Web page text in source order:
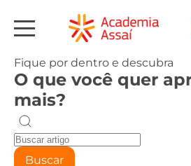
Fique por dentro e descubra
O que você quer
mais?
Buscar